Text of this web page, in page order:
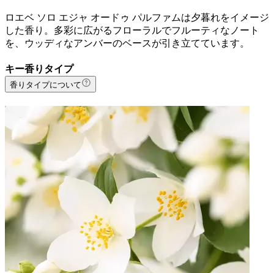
ロエベ ソロ エジャ オードゥ パルファムは夕暮れをイメージ
した香り。多彩に広がるフローラルでフルーティなノート
を、ウッディなアンバーのベースが引き立てています。
キー香りタイプ
香りタイプについて